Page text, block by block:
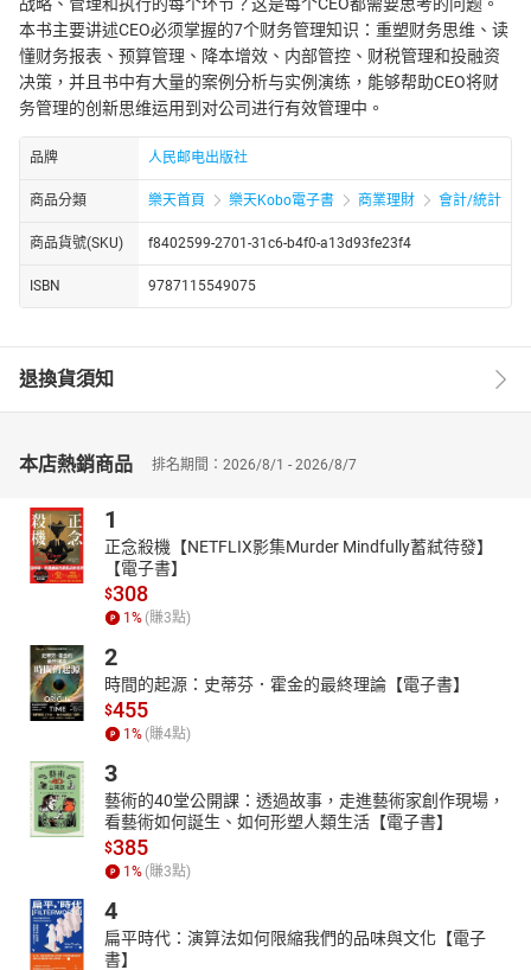
本书主要讲述CEO必须掌握的7个财务管理知识：重塑财务思维、读
懂财务报表、预算管理、降本增效、内部管控、财税管理和投融资
决策，并且书中有大量的案例分析与实例演练，能够帮助CEO将财
务管理的创新思维运用到对公司进行有效管理中。
品牌 人民邮电出版社
商品分類 樂天首頁 樂天Kobo電子書 商業理財 會計/統計
商品貨號(SKU) f8402599-2701-31c6-b4f0-a13d93fe23f4
ISBN 9787115549075
退換貨須知
本店熱銷商品 排名期間：2026/8/1 - 2026/8/7
1
正念殺機【NETFLIX影集Murder Mindfully蓄弒待發】
【電子書】
$308
1% (賺3點)
2
時間的起源：史蒂芬．霍金的最終理論【電子書】
$455
1% (賺4點)
3
藝術的40堂公開課：透過故事，走進藝術家創作現場，
看藝術如何誕生、如何形塑人類生活【電子書】
$385
1% (賺3點)
4
扁平時代：演算法如何限縮我們的品味與文化【電子
書】